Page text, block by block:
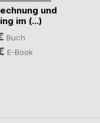
und
im (...)
Buch
E-Book